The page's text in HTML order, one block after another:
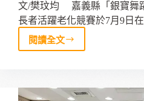
文/樊玟均 嘉義縣「銀寶舞
長者活躍老化競賽於7月9日
閱讀全文
115